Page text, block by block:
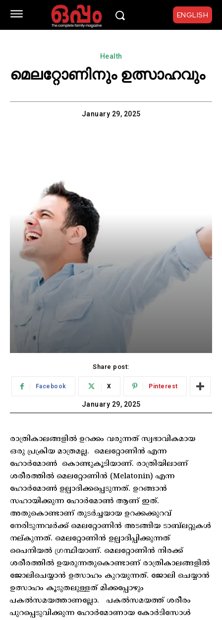
ENGLISH
Health
മെലറ്റോണിനും ഉത്സാഹവും
January 29, 2025
Share post:
Facebook X Pinterest
January 29, 2025
രാത്രികാലങ്ങളിൽ ഉറക്കം വരുന്നത് സ്വഭാവികമായ
ഒരു പ്രക്രിയ മാത്രമല്ല. മെലറ്റോണിൻ എന്ന
ഹോർമോൺ കൊണ്ടുകൂടിയാണ്. രാത്രിയിലാണ്
ശരീരത്തിൽ മെലറ്റോണിൻ (Melatonin) എന്ന
ഹോർമോൺ ഉല്പാദിക്കപ്പെടുന്നത്. ഉറങ്ങാൻ
സഹായിക്കുന്ന ഹോർമോൺ ആണ് ഇത്.
അതുകൊണ്ടാണ് തുടർച്ചയായ ഉറക്കക്കുറവ്
നേരിടുന്നവർക്ക് മെലറ്റോണിൻ അടങ്ങിയ ടാബ്‌ലറ്റുകൾ
നല്കുന്നത്. മെലറ്റോണിൻ ഉല്പാദിപ്പിക്കുന്നത്
പൈനിയൽ ഗ്രന്ഥിയാണ്. മെലറ്റോണിൻ നിരക്ക്
ശരീരത്തിൽ ഉയരുന്നതുകൊണ്ടാണ് രാത്രികാലങ്ങളിൽ
ജോലിചെയ്യാൻ ഉത്സാഹം കുറയുന്നത്. ജോലി ചെയ്യാൻ
ഉത്സാഹം കൂടുതലുള്ളത് മിക്കപ്പോഴും
പകൽസമയത്താണല്ലോ. പകൽസമയത്ത് ശരീരം
പുറപ്പെടുവിക്കുന്ന ഹോർമോണായ കോർടിസോൾ